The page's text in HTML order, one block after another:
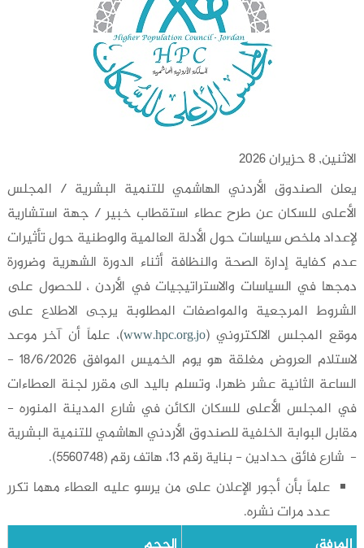
الاثنين, 8 حزيران 2026
يعلن الصندوق الأردني الهاشمي للتنمية البشرية / المجلس
الأعلى للسكان عن طرح عطاء استقطاب خبير / جهة استشارية
لإعداد ملخص سياسات حول الأدلة العالمية والوطنية حول تأثيرات
عدم كفاية إدارة الصحة والنظافة أثناء الدورة الشهرية وضرورة
دمجها في السياسات والاستراتيجيات في الأردن ، للحصول على
الشروط المرجعية والمواصفات المطلوبة يرجى الاطلاع على
موقع المجلس الالكتروني (www.hpc.org.jo)، علماً أن آخر موعد
لاستلام العروض مغلقة هو يوم الخميس الموافق 18/6/2026 -
الساعة الثانية عشر ظهرا، وتسلم باليد الى مقرر لجنة العطاءات
في المجلس الأعلى للسكان الكائن في شارع المدينة المنوره -
مقابل البوابة الخلفية للصندوق الأردني الهاشمي للتنمية البشرية
- شارع فائق حدادين - بناية رقم 13، هاتف رقم (5560748).
علماً بأن أجور الإعلان على من يرسو عليه العطاء مهما تكرر
عدد مرات نشره.